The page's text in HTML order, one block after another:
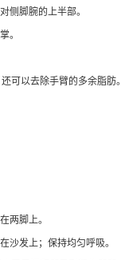
脚腕的上半部。
。
以去除手臂的多余脂肪。
两脚上。
发上；保持均匀呼吸。